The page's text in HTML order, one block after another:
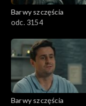
Barwy szczęścia
odc. 3154
Barwy szczęścia